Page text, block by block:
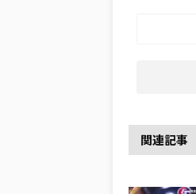
関連記事